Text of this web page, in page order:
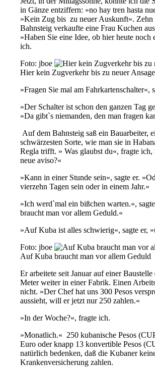
in Gänze entziffern: »no hay tren hasta
»Kein Zug bis zu neuer Auskunft«. Zehn
Bahnsteig verkaufte eine Frau Kuchen
»Haben Sie eine Idee, ob hier heute noch
ich.
Foto: jboe
Hier kein Zugverkehr bis zu neuer Ansage
»Fragen Sie mal am Fahrkartenschalter«,
»Der Schalter ist schon den ganzen Tag
»Da gibt`s niemanden, den man fragen
Auf dem Bahnsteig saß ein Bauarbeiter,
schwärzesten Sorte, wie man sie in
Regla trifft. » Was glaubst du«, fragte
neue aviso?«
»Kann in einer Stunde sein«, sagte er.
vierzehn Tagen sein oder in einem Jahr.«
»Ich werd`mal ein bißchen warten.«,
braucht man vor allem Geduld.«
»Auf Kuba ist alles schwierig«, sagte er,
Foto: jboe
Auf Kuba braucht man vor allem Geduld
Er arbeitete seit Januar auf einer
Meter weiter in einer Fabrik. Einen
nicht. »Der Chef hat uns 300 Pesos
aussieht, will er jetzt nur 250 zahlen.«
»In der Woche?«, fragte ich.
»Monatlich.« 250 kubanische Pesos
Euro oder knapp 13 konvertible Pesos
natürlich bedenken, daß die Kubaner
Krankenversicherung zahlen.